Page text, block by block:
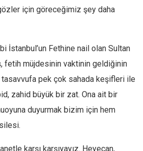
için göreceğimiz şey daha
İstanbul’un Fethine nail olan Sultan
fetih müjdesinin vaktinin geldiğinin
tasavvufa pek çok sahada keşifleri ile
zahid büyük bir zat. Ona ait bir
duyurmak bizim için hem
karşı karşıyayız. Heyecan,